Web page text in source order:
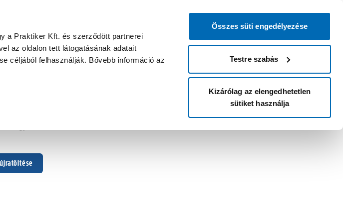
a Praktiker Kft. és szerződött partnerei
az oldalon tett látogatásának adatait
céljából felhasználják. Bővebb információ az
Összes süti engedélyezése
Testre szabás
Kizárólag az elengedhetetlen
sütiket használja